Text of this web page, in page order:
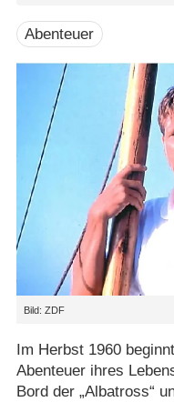
Abenteuer
Bild: ZDF
Im Herbst 1960
Abenteuer ihres
Bord der „Albatross“